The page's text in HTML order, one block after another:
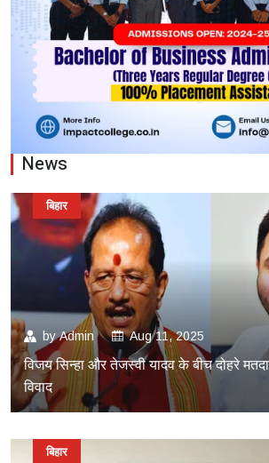
News
byAdmin Aug 11, 2025
विजय सिन्हा और तेजस्वी यादव के बीच दोहरे
विवाद
बिहार
बिहार